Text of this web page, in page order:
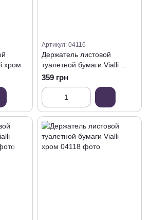
хром
Артикул: 04116
Держатель листовой
туалетной бумаги Vialli
белый
359 грн